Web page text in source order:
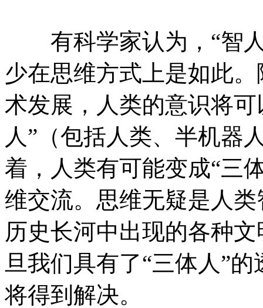
有科学家认为，“智人
少在思维方式上是如此
术发展，人类的意识将
人”（包括人类、半机器
着，人类有可能变成“三
维交流。思维无疑是人
历史长河中出现的各种
旦我们具有了“三体人”
将得到解决。